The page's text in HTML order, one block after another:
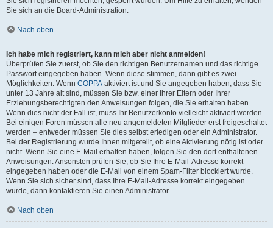
Sie sich an die Board-Administration.
Nach oben
Ich habe mich registriert, kann mich aber nicht anmelden!
Überprüfen Sie zuerst, ob Sie den richtigen Benutzernamen und das richtige
Passwort eingegeben haben. Wenn diese stimmen, dann gibt es zwei
Möglichkeiten. Wenn COPPA aktiviert ist und Sie angegeben haben, dass Sie
unter 13 Jahre alt sind, müssen Sie bzw. einer Ihrer Eltern oder Ihrer
Erziehungsberechtigten den Anweisungen folgen, die Sie erhalten haben.
Wenn dies nicht der Fall ist, muss Ihr Benutzerkonto vielleicht aktiviert werden.
Bei einigen Foren müssen alle neu angemeldeten Mitglieder erst freigeschaltet
werden – entweder müssen Sie dies selbst erledigen oder ein Administrator.
Bei der Registrierung wurde Ihnen mitgeteilt, ob eine Aktivierung nötig ist oder
nicht. Wenn Sie eine E-Mail erhalten haben, folgen Sie den dort enthaltenen
Anweisungen. Ansonsten prüfen Sie, ob Sie Ihre E-Mail-Adresse korrekt
eingegeben haben oder die E-Mail von einem Spam-Filter blockiert wurde.
Wenn Sie sich sicher sind, dass Ihre E-Mail-Adresse korrekt eingegeben
wurde, dann kontaktieren Sie einen Administrator.
Nach oben